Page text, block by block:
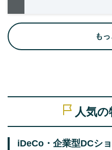
も
人気
iDeCo・企業型DCシ